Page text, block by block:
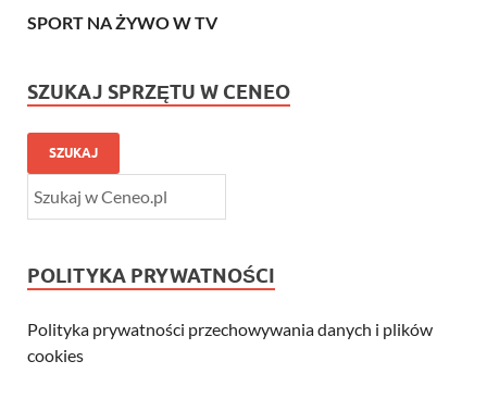
SPORT NA ŻYWO W TV
SZUKAJ SPRZĘTU W CENEO
SZUKAJ
POLITYKA PRYWATNOŚCI
Polityka prywatności przechowywania danych i plików
cookies